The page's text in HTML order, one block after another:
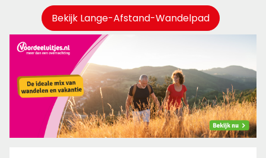
Bekijk Lange-Afstand-Wandelpad